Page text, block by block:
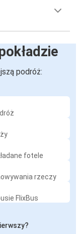
podróż:
fotele
rzeczy
FlixBus